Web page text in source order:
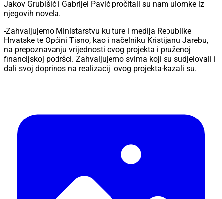
Jakov Grubišić i Gabrijel Pavić pročitali su nam ulomke iz
njegovih novela.
-Zahvaljujemo Ministarstvu kulture i medija Republike
Hrvatske te Općini Tisno, kao i načelniku Kristijanu Jarebu,
na prepoznavanju vrijednosti ovog projekta i pruženoj
financijskoj podršci. Zahvaljujemo svima koji su sudjelovali i
dali svoj doprinos na realizaciji ovog projekta-kazali su.